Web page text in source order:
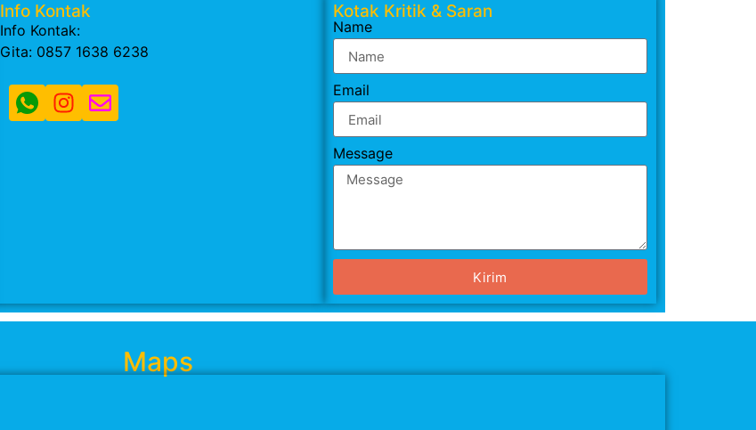
Info Kontak
Info Kontak:
Gita: 0857 1638 6238
Kotak Kritik & Saran
Name
Email
Message
Kirim
Maps